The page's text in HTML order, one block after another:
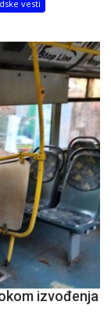
vesti
izvođenja